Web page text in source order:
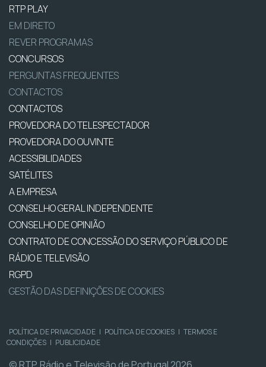
RTP PLAY
EM DIRETO
REVER PROGRAMAS
CONCURSOS
PERGUNTAS FREQUENTES
CONTACTOS
CONTACTOS
PROVEDORA DO TELESPECTADOR
PROVEDORA DO OUVINTE
ACESSIBILIDADES
SATÉLITES
A EMPRESA
CONSELHO GERAL INDEPENDENTE
CONSELHO DE OPINIÃO
CONTRATO DE CONCESSÃO DO SERVIÇO PÚBLICO DE
RÁDIO E TELEVISÃO
RGPD
GESTÃO DAS DEFINIÇÕES DE COOKIES
POLÍTICA DE PRIVACIDADE | POLÍTICA DE COOKIES | TERMOS E
CONDIÇÕES | PUBLICIDADE